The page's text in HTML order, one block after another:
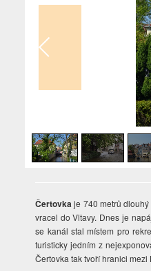
Čertovkaje 740 metrů
vracel do Vltavy. Dnes je
se kanál stal místem pro
turisticky jedním z
Čertovka tak tvoří hranici